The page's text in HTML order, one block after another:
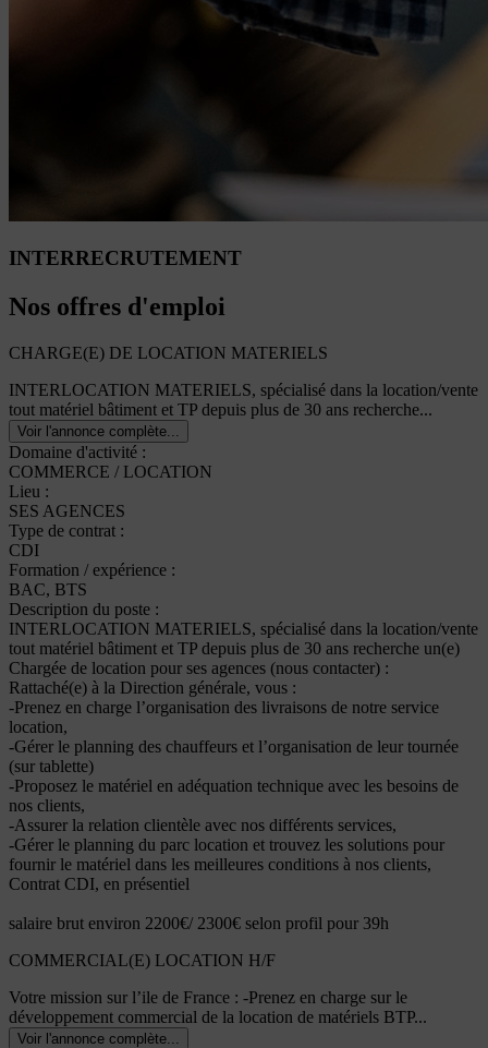
INTERRECRUTEMENT
Nos offres d'emploi
CHARGE(E) DE LOCATION MATERIELS
INTERLOCATION MATERIELS, spécialisé dans la location/vente
tout matériel bâtiment et TP depuis plus de 30 ans recherche...
Voir l'annonce complète...
Domaine d'activité :
COMMERCE / LOCATION
Lieu :
SES AGENCES
Type de contrat :
CDI
Formation / expérience :
BAC, BTS
Description du poste :
INTERLOCATION MATERIELS, spécialisé dans la location/vente
tout matériel bâtiment et TP depuis plus de 30 ans recherche un(e)
Chargée de location pour ses agences (nous contacter) :
Rattaché(e) à la Direction générale, vous :
-Prenez en charge l’organisation des livraisons de notre service
location,
-Gérer le planning des chauffeurs et l’organisation de leur tournée
(sur tablette)
-Proposez le matériel en adéquation technique avec les besoins de
nos clients,
-Assurer la relation clientèle avec nos différents services,
-Gérer le planning du parc location et trouvez les solutions pour
fournir le matériel dans les meilleures conditions à nos clients,
Contrat CDI, en présentiel
salaire brut environ 2200€/ 2300€ selon profil pour 39h
COMMERCIAL(E) LOCATION H/F
Votre mission sur l’ile de France : -Prenez en charge sur le
développement commercial de la location de matériels BTP...
Voir l'annonce complète...